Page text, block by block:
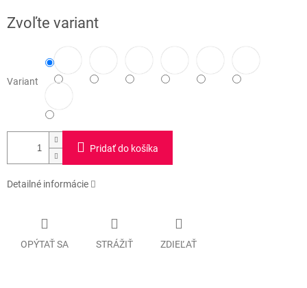
cena:
Zvoľte variant
Variant
Pridať do košíka
Detailné informácie
OPÝTAŤ SA STRÁŽIŤ ZDIEĽAŤ